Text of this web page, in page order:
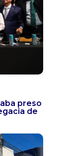
preso
de